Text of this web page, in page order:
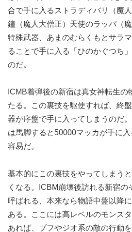
合で手に入るストラディバリ（魔
鐘（魔人大僧正）天使のラッパ（
特殊武器、あまのむらくもとサラ
ることで手に入る「ひのかぐつち
のだ。
ICMB着弾後の新宿は真女神転生の
たる。この裏技を駆使すれば、終
器が序盤で手に入ってしまうのだ
は馬脚すると50000マッカが手に
容易だ。
基本的にこの裏技をやってしまう
くなる。ICBM崩壊後訪れる新宿の
呼ばれる、本来なら物語中盤以降
ある。ここには高レベルのモンス
あれば、ブフやジオ系の敵の行動